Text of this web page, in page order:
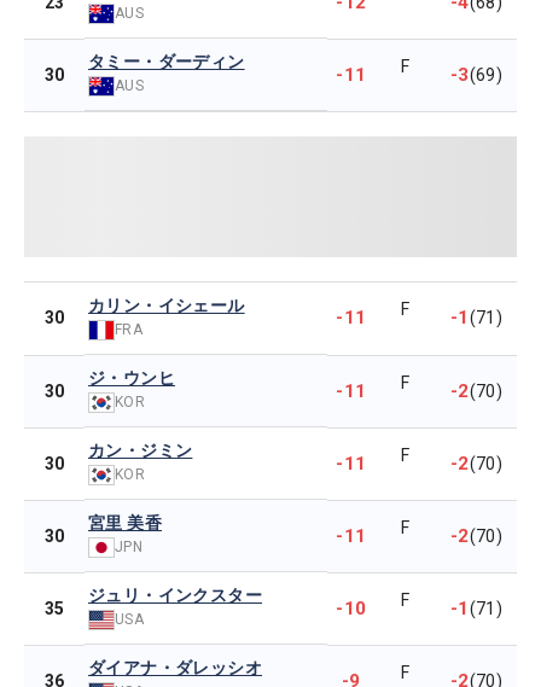
AUS
30
タミー・ダーディン
AUS -11 F -3(69)
30
カリン・イシェール
FRA
-11 F -1(71)
30
ジ・ウンヒ
KOR -11 F -2(70)
30
カン・ジミン
KOR -11 F -2(70)
30
宮里 美香
JPN -11 F -2(70)
35
ジュリ・インクスター
USA -10 F -1(71)
36
ダイアナ・ダレッシオ
-9 F -2(70)